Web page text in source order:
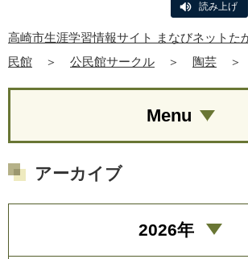
読み上げ
高崎市生涯学習情報サイト まなびネットた
民館
＞ 公民館サークル ＞ 陶芸 ＞
Menu
アーカイブ
2026年